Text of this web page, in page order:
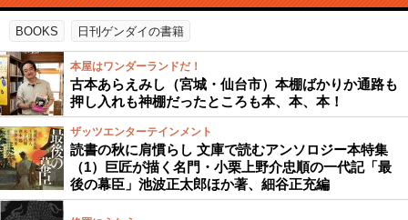
BOOKS 日刊ゲンダイの書籍
本屋はワンダーランドだ！
古本あらえみし（宮城・仙台市）本棚ばかりか通路も
押し入れも神棚だったところも本、本、本！
ザッツエンターテインメント
読書の秋に肩慣らし 文庫で読むアンソロジー本特集
（1）巨匠が描く名門・小栗上野介忠順の一代記「最
後の幕臣」池波正太郎ほか著、細谷正充編